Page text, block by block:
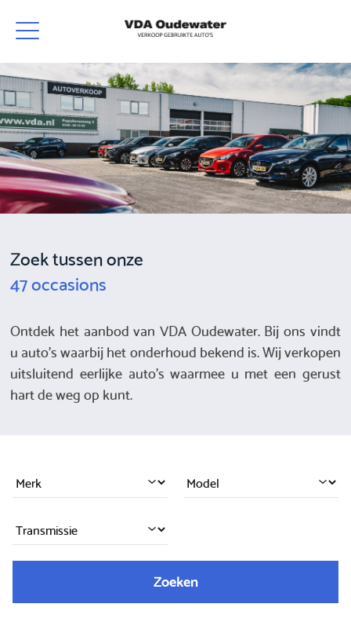
Zoek tussen onze
47 occasions
Ontdek het aanbod van VDA Oudewater. Bij ons vindt
u auto's waarbij het onderhoud bekend is. Wij verkopen
uitsluitend eerlijke auto's waarmee u met een gerust
hart de weg op kunt.
Zoeken